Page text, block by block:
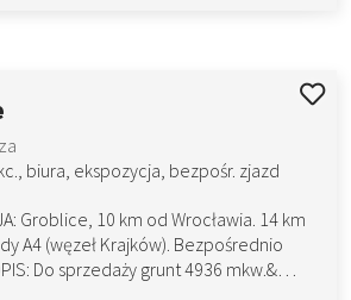
biura, ekspozycja, bezpośr. zjazd
Groblice, 10 km od Wrocławia. 14 km
A4 (węzeł Krajków). Bezpośrednio
Do sprzedaży grunt 4936 mkw.&…